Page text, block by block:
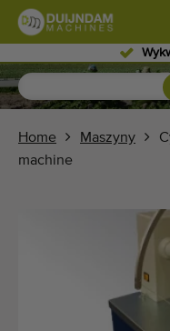
Kwiaty i rośliny
Warzywa szklarniowe
Sprzedaj swoją
Home Maszyny
machine